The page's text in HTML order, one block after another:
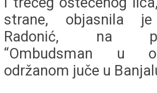
strane, objasnila je
Radonić, na
“Ombudsman u
održanom juče u